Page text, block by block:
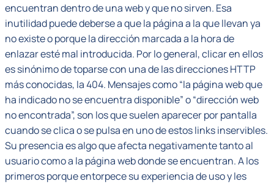
encuentran dentro de una web y que no sirven. Esa
inutilidad puede deberse a que la página a la que llevan ya
no existe o porque la dirección marcada a la hora de
enlazar esté mal introducida. Por lo general, clicar en ellos
es sinónimo de toparse con una de las direcciones HTTP
más conocidas, la 404. Mensajes como “la página web que
ha indicado no se encuentra disponible” o “dirección web
no encontrada”, son los que suelen aparecer por pantalla
cuando se clica o se pulsa en uno de estos links inservibles.
Su presencia es algo que afecta negativamente tanto al
usuario como a la página web donde se encuentran. A los
primeros porque entorpece su experiencia de uso y les